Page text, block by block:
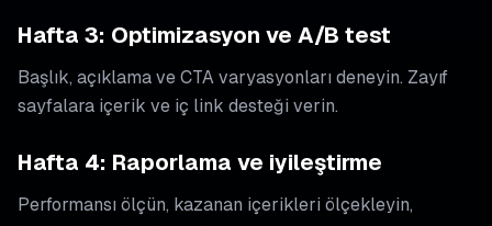
Hafta 3: Optimizasyon ve A/B test
Başlık, açıklama ve CTA varyasyonları deneyin. Zayıf
sayfalara içerik ve iç link desteği verin.
Hafta 4: Raporlama ve iyileştirme
Performansı ölçün, kazanan içerikleri ölçekleyin,